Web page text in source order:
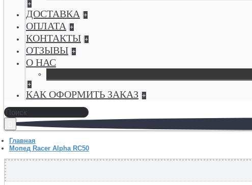
+
ДОСТАВКА +
ОПЛАТА +
КОНТАКТЫ +
ОТЗЫВЫ +
О НАС
+
КАК ОФОРМИТЬ ЗАКАЗ +
Главная
Мопед Racer Alpha RC50